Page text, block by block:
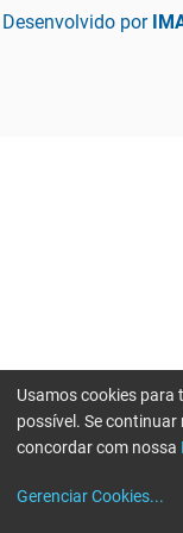
Desenvolvido por
Usamos cookies para
possível. Se
concordar com nossa
Gerenciar Cookies...
Erro ao enviar